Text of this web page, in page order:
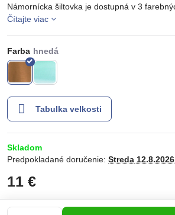
Námornícka šiltovka je dostupná v 3
Čítajte viac
Farba
Tabulka velkosti
Skladom
Predpokladané doručenie: Streda 12.8.2026
11 €